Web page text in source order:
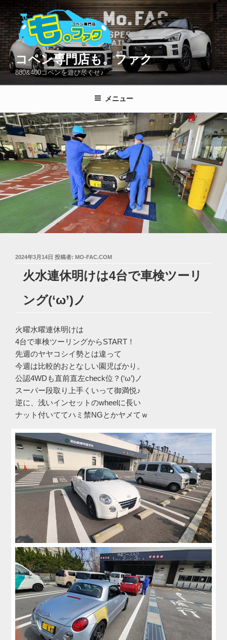
ン
テ
ン
ツ
へ
プ
コペン専門店も。ファク
880&400コペンを遊び尽くせ♪
メニュー
投
2024年3月14日 投稿者: MO-FAC.COM
火水連休明けは4台で車検ツーリ
ング(‘ω’)ノ
火曜水曜連休明けは
4台で車検ツーリングからSTART！
先週のヤヤコシイ勢とは違って
今週は比較的おとなしい園児ばかり。
公認4WDも直前直左check位？(‘ω’)ノ
スーパー段取り上手くいって御満悦♪
逆に、浅いインセットのwheelに長い
ナット付いててハミ禁NGとかヤメてｗ